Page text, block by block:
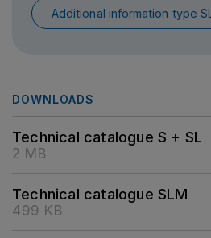
Additional information type SL
DOWNLOADS
Technical catalogue S + SL
2 MB
Technical catalogue SLM
499 KB